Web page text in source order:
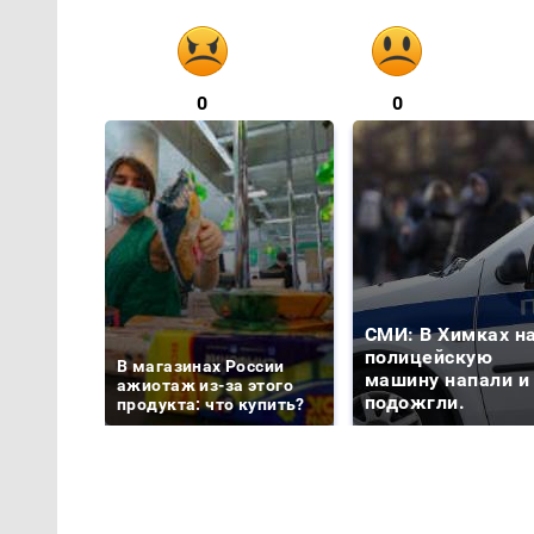
0 0
В магазинах России
ажиотаж из-за этого
продукта: что купить?
СМИ: В Химках
полицейскую
машину напали и
подожгли.